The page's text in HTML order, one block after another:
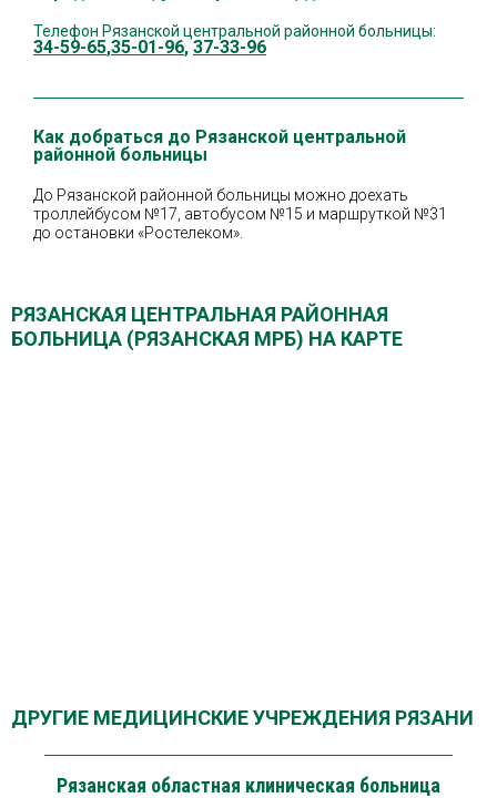
Телефон Рязанской центральной районной больницы:
34-59-65,35-01-96, 37-33-96
Как добраться до Рязанской центральной
районной больницы
До Рязанской районной больницы можно доехать
троллейбусом №17, автобусом №15 и маршруткой №31
до остановки «Ростелеком».
РЯЗАНСКАЯ ЦЕНТРАЛЬНАЯ РАЙОННАЯ
БОЛЬНИЦА (РЯЗАНСКАЯ МРБ) НА КАРТЕ
ДРУГИЕ МЕДИЦИНСКИЕ УЧРЕЖДЕНИЯ РЯЗАНИ
Рязанская областная клиническая больница